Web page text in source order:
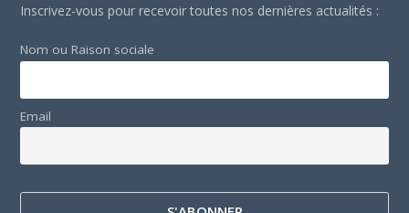
Inscrivez-vous pour recevoir toutes nos dernières actualités :
Nom ou Raison sociale
Email